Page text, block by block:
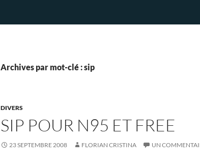
Archives par mot-clé : sip
DIVERS
SIP POUR N95 ET FREE
23 SEPTEMBRE 2008 FLORIAN CRISTINA UN